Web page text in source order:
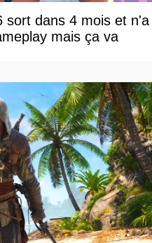
sort dans 4 mois et n'a
mais ça va